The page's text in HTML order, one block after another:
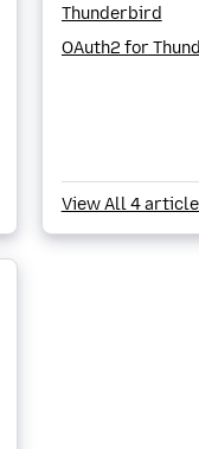
Thunderbird
OAuth2 for
View All 4